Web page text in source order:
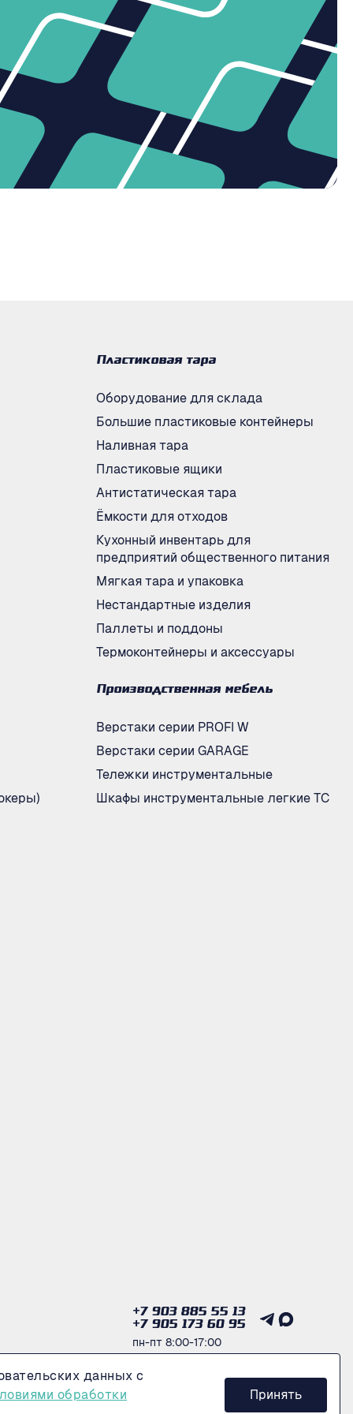
Пластиковая тара
Оборудование для склада
Большие пластиковые контейнеры
Наливная тара
Пластиковые ящики
Антистатическая тара
Ёмкости для отходов
Кухонный инвентарь для
предприятий общественного питания
Мягкая тара и упаковка
Нестандартные изделия
Паллеты и поддоны
Термоконтейнеры и аксессуары
Производственная мебель
Верстаки серии PROFI W
Верстаки серии GARAGE
Тележки инструментальные
Шкафы инструментальные легкие ТС
+7 903 885 55 13
+7 905 173 60 95
пн-пт 8:00-17:00
Получить консультацию
данных с
обработки
Принять